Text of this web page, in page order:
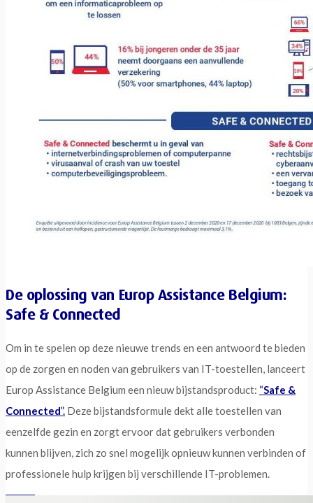
De oplossing van Europ Assistance Belgium:
Safe & Connected
Om in te spelen op deze nieuwe trends en een antwoord te bieden
op de zorgen en noden van gebruikers van IT-toestellen, lanceert
Europ Assistance Belgium een nieuw bijstandsproduct: “Safe &
Connected”. Deze bijstandsformule dekt alle toestellen van
eenzelfde gezin en zorgt ervoor dat gebruikers verbonden
kunnen blijven, zich zo snel mogelijk opnieuw kunnen verbinden of
professionele hulp krijgen bij verschillende IT-problemen.